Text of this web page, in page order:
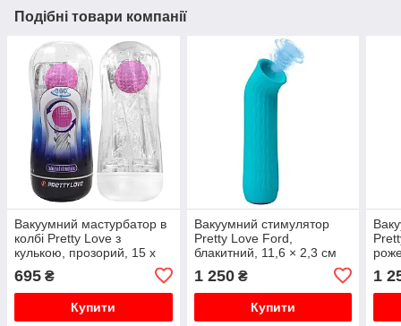
Подібні товари компанії
Вакуумний мастурбатор в
колбі Pretty Love з
кулькою, прозорий, 15 х
695 ₴
Купити
Вакуумний стимулятор
Pretty Love Ford,
блакитний, 11,6 × 2,3 см
1 250₴
Купити
1